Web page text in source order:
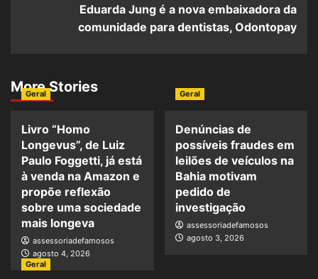
Eduarda Jung é a nova embaixadora da
comunidade para dentistas, Odontopay
More Stories
Geral
Livro “Homo
Longevus”, de Luiz
Paulo Foggetti, já está
à venda na Amazon e
propõe reflexão
sobre uma sociedade
mais longeva
assessoriadefamosos
agosto 4, 2026
Geral
Denúncias de
possíveis fraudes em
leilões de veículos na
Bahia motivam
pedido de
investigação
assessoriadefamosos
agosto 3, 2026
Geral